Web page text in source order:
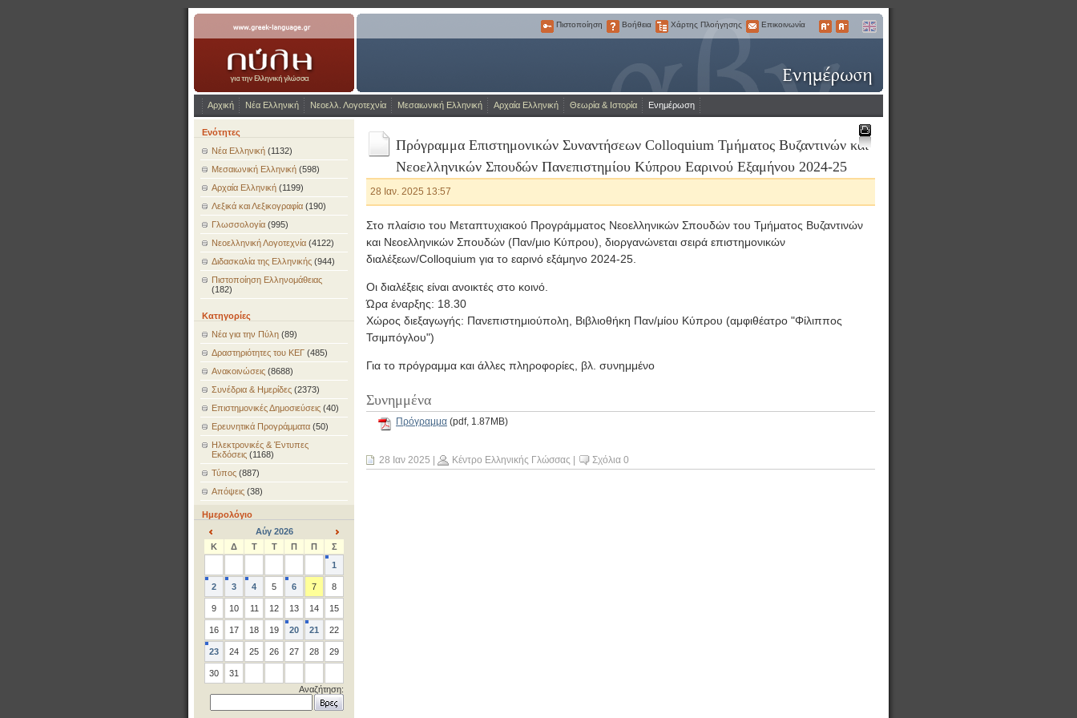
www.greek-language.gr Η Πύλη για την ελληνική γλώσσα
Πιστοποίηση
Πιστοποίηση
Βοήθεια
Βοήθεια
Χάρτης
Χάρτης Πλοήγησης
Επικοινωνία
Επικοινωνία
Μεγαλύτερα
ΜικρότεραEnglish
Αρχική Νέα Ελληνική Νεοελλ. Λογοτεχνία Μεσαιωνική Ελληνική Αρχαία Ελληνική Θεωρία & Ιστορία Ενημέρωση
Ενότητες
Νέα Ελληνική (1132)
Μεσαιωνική Ελληνική (598)
Αρχαία Ελληνική (1199)
Λεξικά και Λεξικογραφία (190)
Γλωσσολογία (995)
Νεοελληνική Λογοτεχνία (4122)
Διδασκαλία της Ελληνικής (944)
Πιστοποίηση Ελληνομάθειας
(182)
Κατηγορίες
Νέα για την Πύλη (89)
Δραστηριότητες του ΚΕΓ (485)
Ανακοινώσεις (8688)
Συνέδρια & Ημερίδες (2373)
Επιστημονικές Δημοσιεύσεις (40)
Ερευνητικά Προγράμματα (50)
Ηλεκτρονικές & Έντυπες
Εκδόσεις (1168)
Τύπος (887)
Απόψεις (38)
Ημερολόγιο
<
Αύγ 2026
>
Κ Δ Τ Τ Π Π
Σ
1
2 3 4 5 6 7 8
9 10 11 12 13 14 15
16 17 18 19 20 21 22
23 24 25 26 27 28 29
30
31
Αναζήτηση:
Πρόγραμμα Επιστημονικών Συναντήσεων Colloquium Τμήματος Βυζαντινών και
Νεοελληνικών Σπουδών Πανεπιστημίου Κύπρου Εαρινού Εξαμήνου 2024-25
28 Ιαν. 2025 13:57
Στο πλαίσιο του Μεταπτυχιακού Προγράμματος Νεοελληνικών Σπουδών του Τμήματος Βυζαντινών
και Νεοελληνικών Σπουδών (Παν/μιο Κύπρου), διοργανώνεται σειρά επιστημονικών
διαλέξεων/Colloquium για το εαρινό εξάμηνο 2024-25.
Οι διαλέξεις είναι ανοικτές στο κοινό.
Ώρα έναρξης: 18.30
Χώρος διεξαγωγής: Πανεπιστημιούπολη, Βιβλιοθήκη Παν/μίου Κύπρου (αμφιθέατρο "Φίλιππος
Τσιμπόγλου")
Για το πρόγραμμα και άλλες πληροφορίες, βλ. συνημμένο
Συνημμένα
Πρόγραμμα (pdf, 1.87MB)
28 Ιαν 2025 Κέντρο Ελληνικής Γλώσσας Σχόλια 0